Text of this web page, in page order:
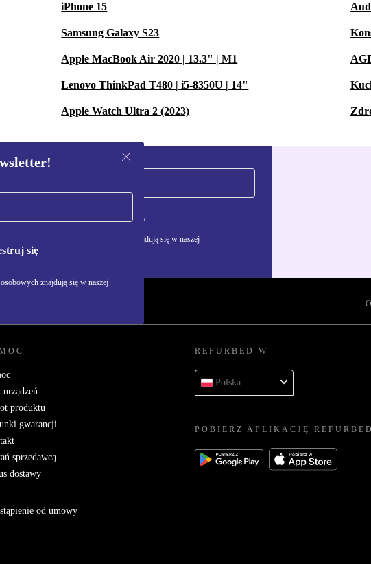
iPhone 15
Samsung Galaxy S23
Apple MacBook Air 2020 | 13.3" | M1
Lenovo ThinkPad T480 | i5-8350U | 14"
Apple Watch Ultra 2 (2023)
się
znajdują się w naszej
Zarejestruj się
na temat używania danych osobowych znajdują się w naszej
urządzeń
produktu
gwarancji
sprzedawcą
dostawy
od umowy
REFURBED W
Polska
POBIERZ APLIKACJĘ REFURBED